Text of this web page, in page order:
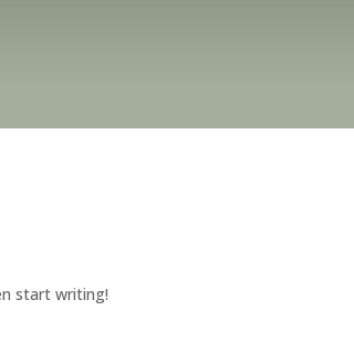
start writing!